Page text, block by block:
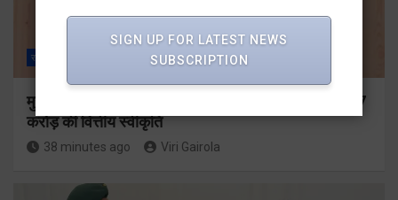
राज्य
मुख्यमंत्री ने प्रदान की विभिन्न विकास योजनाओं के लिए 1967
करोड़ की वित्तीय स्वीकृति
38 minutes ago Viri Gairola
SIGN UP FOR LATEST NEWS
SUBSCRIPTION